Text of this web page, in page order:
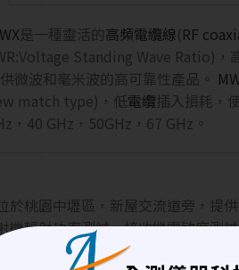
是一種靈活的高頻電纜線(RF
Standing Wave Ratio)
微波和毫米波的高可靠性產品。
match type)，低電纜插入損耗，
，40 GHz，50GHz，67 GHz。
於桃園中壢區，新屋交流道旁，提
機輻射功率測試、接收機靈敏度測
隔離測試設備干擾，多種測試流程